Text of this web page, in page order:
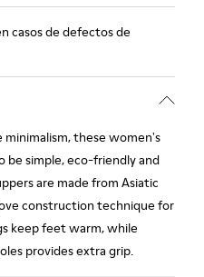
casos de defectos de
minimalism, these women's
be simple, eco-friendly and
are made from Asiatic
construction technique for
keep feet warm, while
provides extra grip.